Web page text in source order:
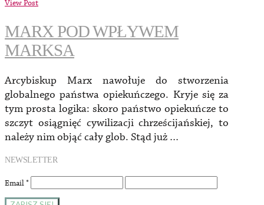
View Post
MARX POD WPŁYWEM
MARKSA
Arcybiskup Marx nawołuje do stworzenia
globalnego państwa opiekuńczego. Kryje się za
tym prosta logika: skoro państwo opiekuńcze to
szczyt osiągnięć cywilizacji chrześcijańskiej, to
należy nim objąć cały glob. Stąd już …
NEWSLETTER
Email*